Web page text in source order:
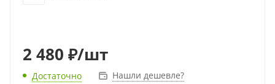
2 480 ₽/шт
Достаточно Нашли дешевле?